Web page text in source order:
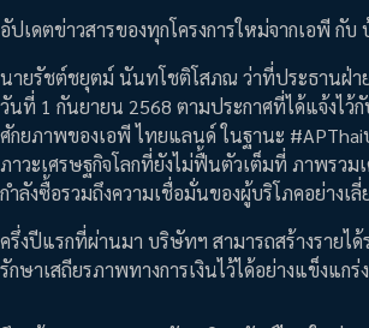
อัปเดตข่าวสารของทุกโครงการใหม่จากเอพี
นายรัชต์ชยุตม์ นันทโชติโสภณ ว่าที่ประธานฝ่า
วันที่ 1 กันยายน 2568 ตามประกาศที่ได้แจ้งไว้
ศักยภาพของเอพี ไทยแลนด์ ในฐานะ
ภาวะเศรษฐกิจโลกที่ยังไม่ฟื้นตัวเต็มที่ ภาพรว
กำลังซื้อรวมถึงความเชื่อมั่นของผู้บริโภคอย่างเ
ครึ่งปีแรกที่ผ่านมา บริษัทฯ สามารถสร้างรายไ
รักษาเสถียรภาพทางการเงินไว้ได้อย่างแข็งแ